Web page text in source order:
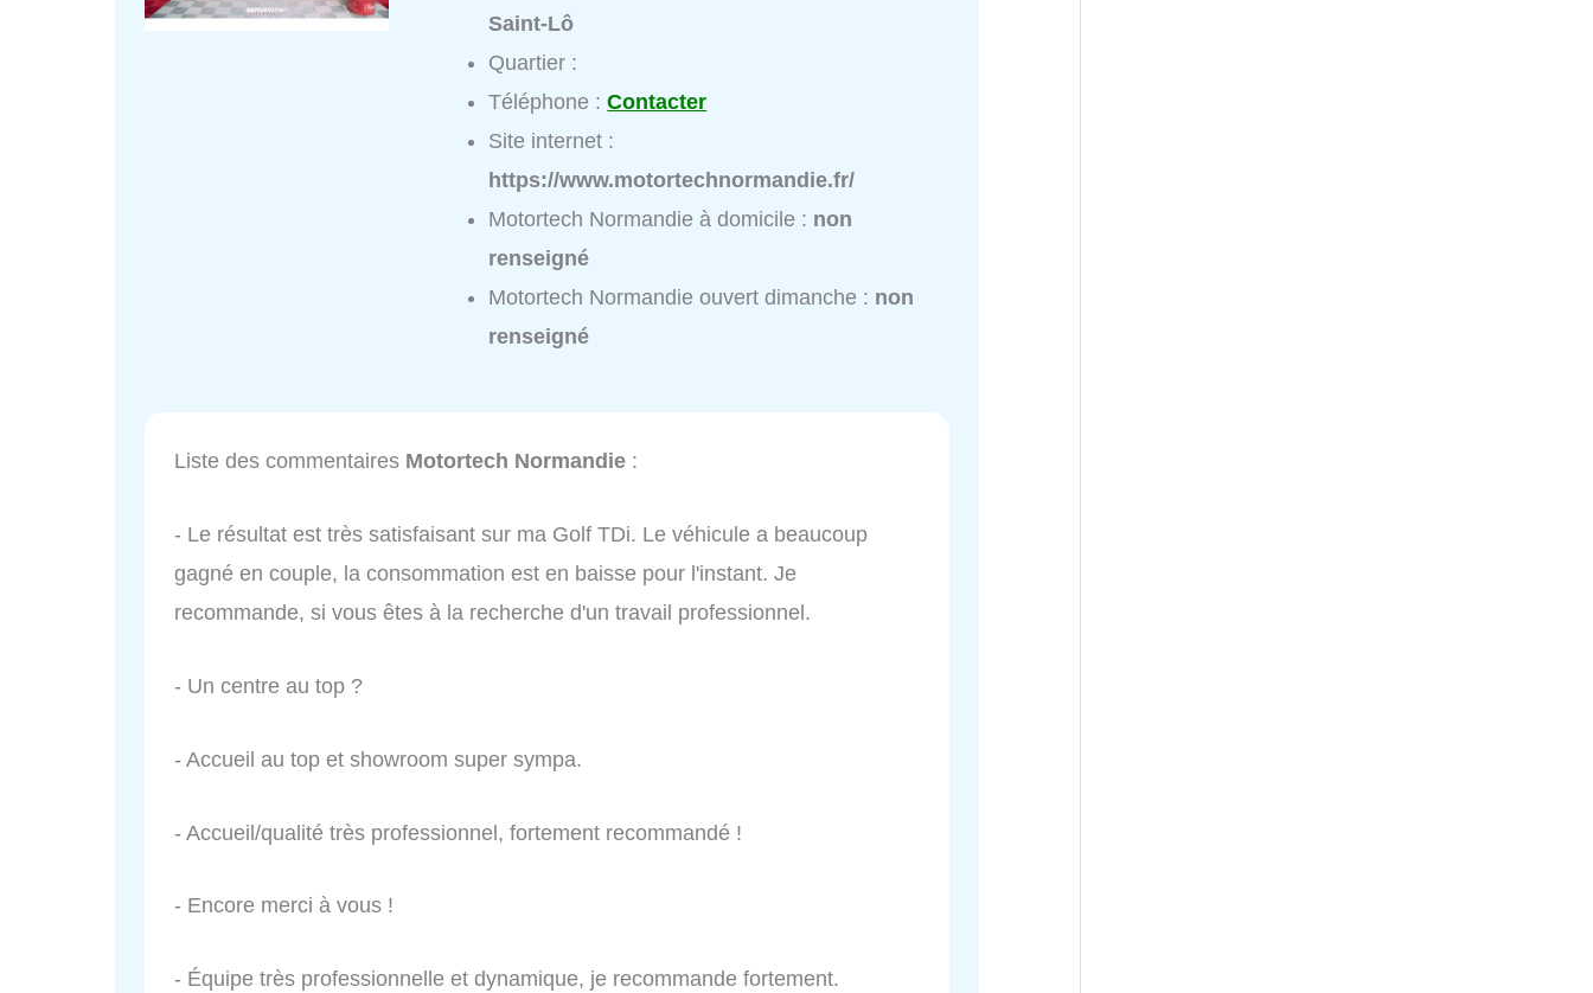
Saint-Lô
Quartier :
Téléphone :Contacter
Site internet :
https://www.motortechnormandie.fr/
Motortech Normandie à domicile : non
renseigné
Motortech Normandie ouvert dimanche : non
renseigné
Liste des commentaires Motortech Normandie :
- Le résultat est très satisfaisant sur ma Golf TDi. Le véhicule a beaucoup
gagné en couple, la consommation est en baisse pour l'instant. Je
recommande, si vous êtes à la recherche d'un travail professionnel.
- Un centre au top ?
- Accueil au top et showroom super sympa.
- Accueil/qualité très professionnel, fortement recommandé !
- Encore merci à vous !
- Équipe très professionnelle et dynamique, je recommande fortement.